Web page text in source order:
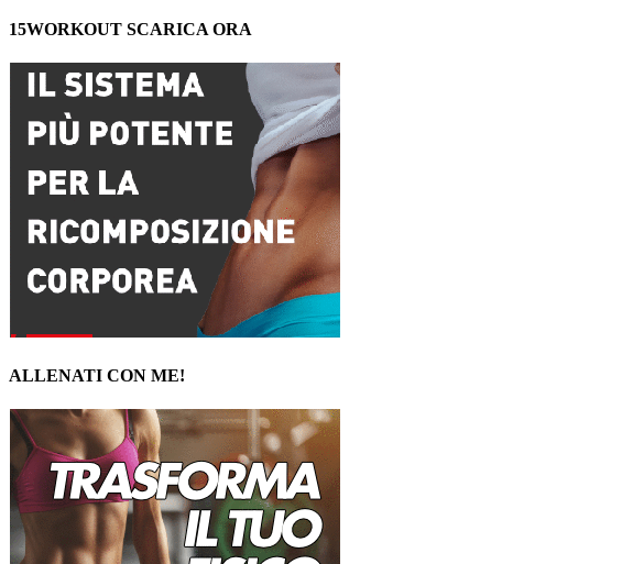
15WORKOUT SCARICA ORA
ALLENATI CON ME!